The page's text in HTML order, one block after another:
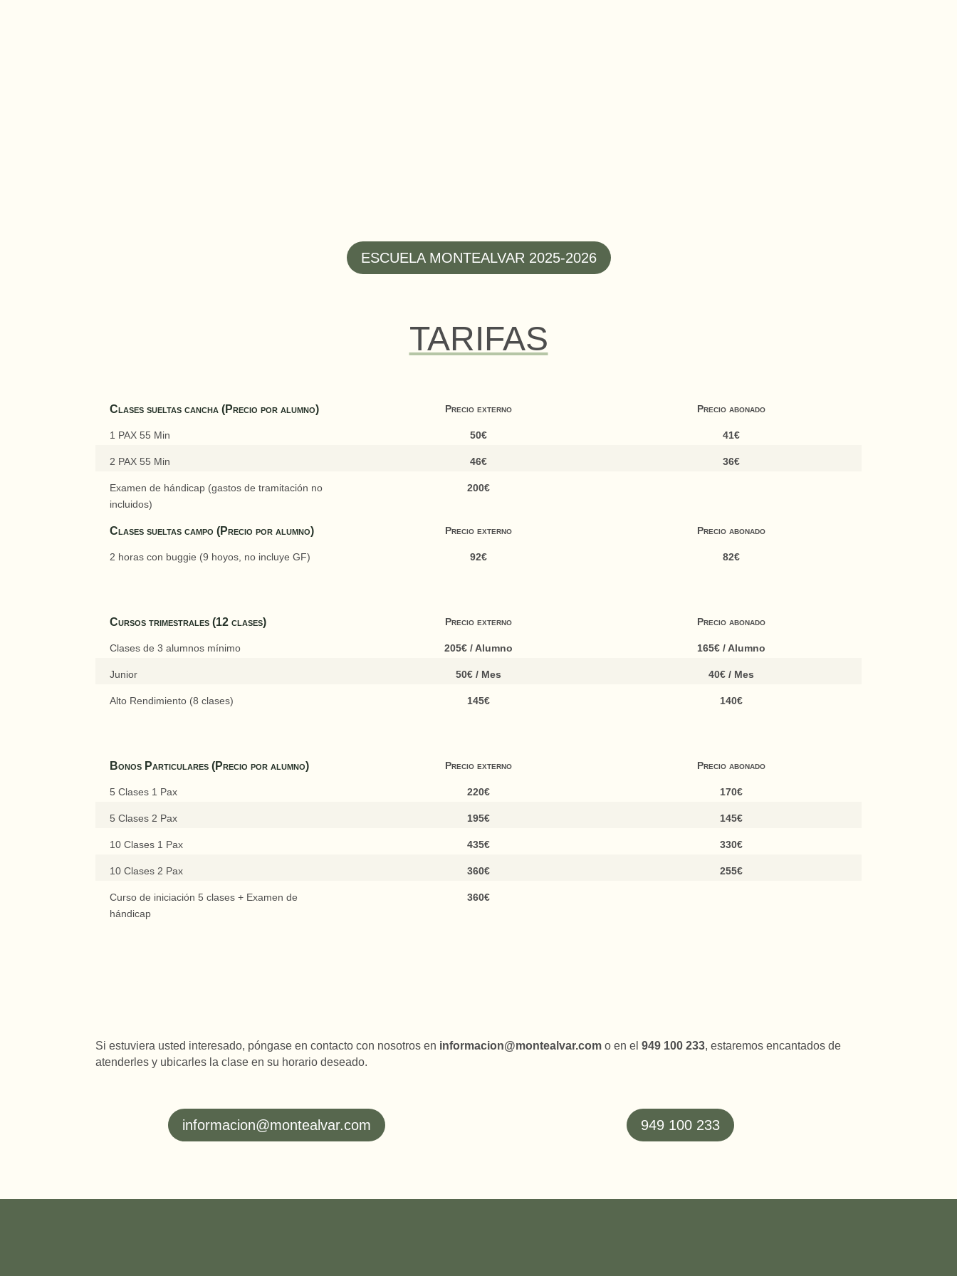
ESCUELA MONTEALVAR 2025-2026
TARIFAS
Clases sueltas cancha (Precio por alumno) Precio externo Precio abonado
1 PAX 55 Min 50€ 41€
2 PAX 55 Min 46€ 36€
Examen de hándicap (gastos de tramitación no
incluidos)
200€
Clases sueltas campo (Precio por alumno) Precio externo Precio abonado
2 horas con buggie (9 hoyos, no incluye GF) 92€ 82€
Cursos trimestrales (12 clases) Precio externo Precio abonado
Clases de 3 alumnos mínimo 205€ / Alumno 165€ / Alumno
Junior 50€ / Mes 40€ / Mes
Alto Rendimiento (8 clases) 145€ 140€
Bonos Particulares (Precio por alumno) Precio externo Precio abonado
5 Clases 1 Pax 220€ 170€
5 Clases 2 Pax 195€ 145€
10 Clases 1 Pax 435€ 330€
10 Clases 2 Pax 360€ 255€
Curso de iniciación 5 clases + Examen de
hándicap
360€
Si estuviera usted interesado, póngase en contacto con nosotros en informacion@montealvar.com o en el949 100 233, estaremos encantados de
atenderles y ubicarles la clase en su horario deseado.
informacion@montealvar.com 949 100 233